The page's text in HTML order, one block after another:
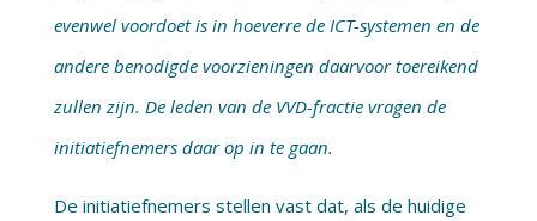
evenwel voordoet is in hoeverre de ICT-systemen en de
andere benodigde voorzieningen daarvoor toereikend
zullen zijn. De leden van de VVD-fractie vragen de
initiatiefnemers daar op in te gaan.
De initiatiefnemers stellen vast dat, als de huidige